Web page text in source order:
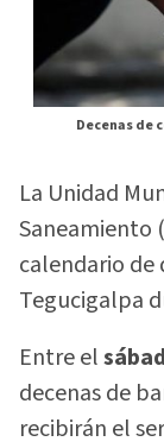
Decenas de
La Unidad
Saneamiento (
calendario
Tegucigalpa
Entre el
decenas de
recibirán el